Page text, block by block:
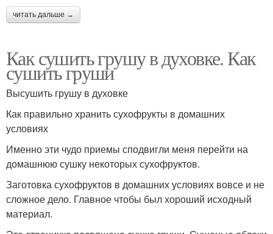
читать дальше →
Как сушить грушу в духовке. Как
сушить груши
Высушить грушу в духовке
Как правильно хранить сухофрукты в домашних
условиях
Именно эти чудо приемы сподвигли меня перейти на
домашнюю сушку некоторых сухофруктов.
Заготовка сухофруктов в домашних условиях вовсе и не
сложное дело. Главное чтобы был хороший исходный
материал.